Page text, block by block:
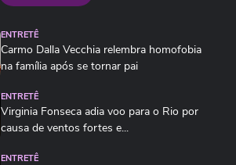
ENTRETÊ
Carmo Dalla Vecchia relembra homofobia
na família após se tornar pai
ENTRETÊ
Virginia Fonseca adia voo para o Rio por
causa de ventos fortes e...
ENTRETÊ